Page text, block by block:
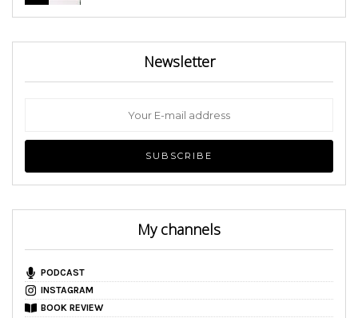
Newsletter
My channels
PODCAST
INSTAGRAM
BOOK REVIEW